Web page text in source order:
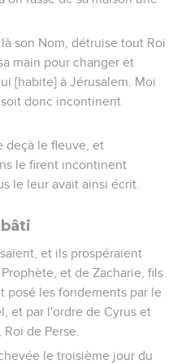
son Nom, détruise tout Roi
main pour changer et
[habite] à Jérusalem. Moi
donc incontinent
deçà le fleuve, et
le firent incontinent
le leur avait ainsi écrit.
et ils prospéraient
et de Zacharie, fils
posé les fondements par le
et par l'ordre de Cyrus et
de Perse.
le troisième jour du